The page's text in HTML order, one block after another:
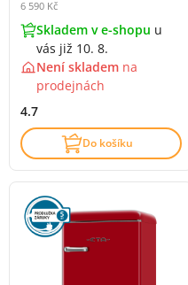
6 590 Kč
Skladem v e-shopu u
vás již 10. 8.
Není skladem na
prodejnách
4.7
Do košíku